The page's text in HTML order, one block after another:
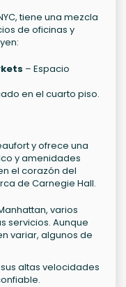
tiene una mezcla
de oficinas y
– Espacio
en el cuarto piso.
y ofrece una
y amenidades
el corazón del
de Carnegie Hall.
varios
servicios. Aunque
variar, algunos de
altas velocidades